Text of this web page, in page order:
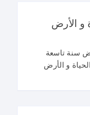
و الأرض
سنة تاسعة
و الأرض